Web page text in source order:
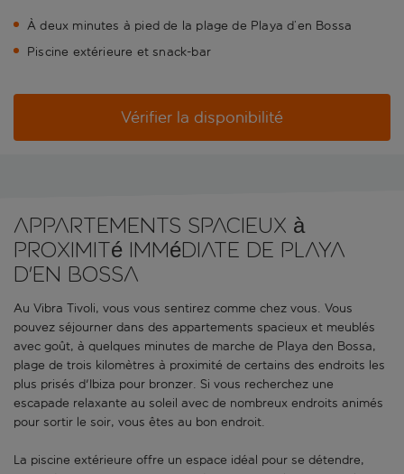
À deux minutes à pied de la plage de Playa d’en Bossa
Piscine extérieure et snack-bar
Vérifier la disponibilité
Appartements spacieux à
proximité immédiate de Playa
d'en Bossa
Au Vibra Tivoli, vous vous sentirez comme chez vous. Vous
pouvez séjourner dans des appartements spacieux et meublés
avec goût, à quelques minutes de marche de Playa den Bossa,
plage de trois kilomètres à proximité de certains des endroits les
plus prisés d'Ibiza pour bronzer. Si vous recherchez une
escapade relaxante au soleil avec de nombreux endroits animés
pour sortir le soir, vous êtes au bon endroit.
La piscine extérieure offre un espace idéal pour se détendre,